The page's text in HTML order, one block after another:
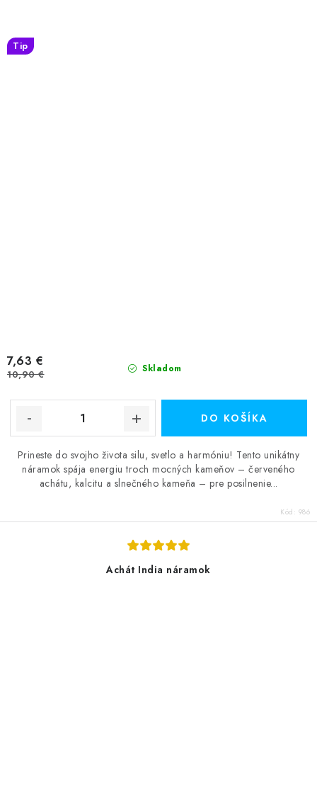
Tip
Skladom
7,63 €
10,90 €
DO KOŠÍKA
Prineste do svojho života silu, svetlo a harmóniu! Tento unikátny
náramok spája energiu troch mocných kameňov – červeného
achátu, kalcitu a slnečného kameňa – pre posilnenie...
Kód: 986
Achát India náramok